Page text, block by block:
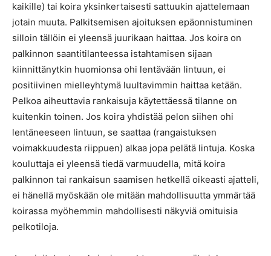
kaikille) tai koira yksinkertaisesti sattuukin ajattelemaan
jotain muuta. Palkitsemisen ajoituksen epäonnistuminen
silloin tällöin ei yleensä juurikaan haittaa. Jos koira on
palkinnon saantitilanteessa istahtamisen sijaan
kiinnittänytkin huomionsa ohi lentävään lintuun, ei
positiivinen mielleyhtymä luultavimmin haittaa ketään.
Pelkoa aiheuttavia rankaisuja käytettäessä tilanne on
kuitenkin toinen. Jos koira yhdistää pelon siihen ohi
lentäneeseen lintuun, se saattaa (rangaistuksen
voimakkuudesta riippuen) alkaa jopa pelätä lintuja. Koska
kouluttaja ei yleensä tiedä varmuudella, mitä koira
palkinnon tai rankaisun saamisen hetkellä oikeasti ajatteli,
ei hänellä myöskään ole mitään mahdollisuutta ymmärtää
koirassa myöhemmin mahdollisesti näkyviä omituisia
pelkotiloja.